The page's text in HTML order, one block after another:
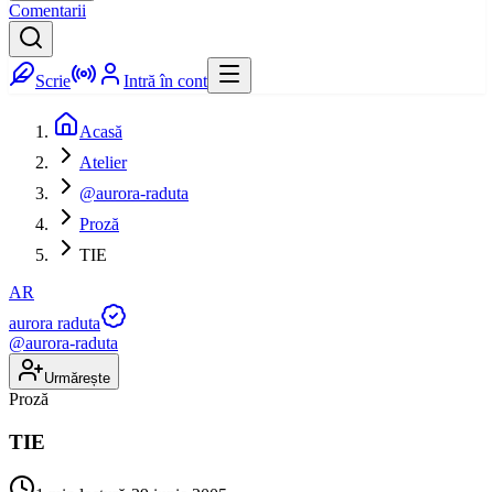
Comentarii
Scrie Intră în cont
Acasă
Atelier
@aurora-raduta
Proză
TIE
AR
aurora raduta
@aurora-raduta
Urmărește
Proză
TIE